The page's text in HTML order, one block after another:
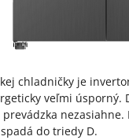
chladničky je
veľmi úsporný.
nezasiahne.
do triedy D.